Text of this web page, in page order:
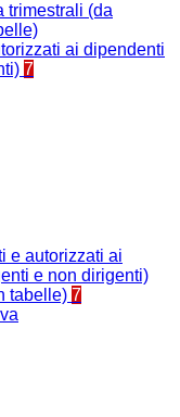
trimestrali (da
ai dipendenti
7
e autorizzati ai
e non dirigenti)
tabelle) 7